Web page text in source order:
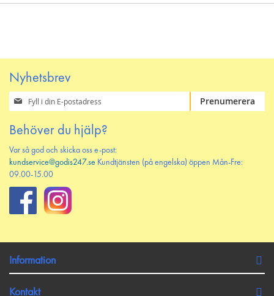
Nyhetsbrev
Prenumerera
på
nyhetsbrev
Prenumerera
Behöver du hjälp?
Var så god och skicka oss e-post:
kundservice@godis247.se Kundtjänsten (på engelska) öppen Mån-Fre:
09.00-15.00
Information
Kontakt